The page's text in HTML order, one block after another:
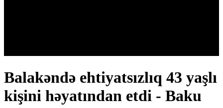
Balakəndə ehtiyatsızlıq 43 yaşlı
kişini həyatından etdi - Baku